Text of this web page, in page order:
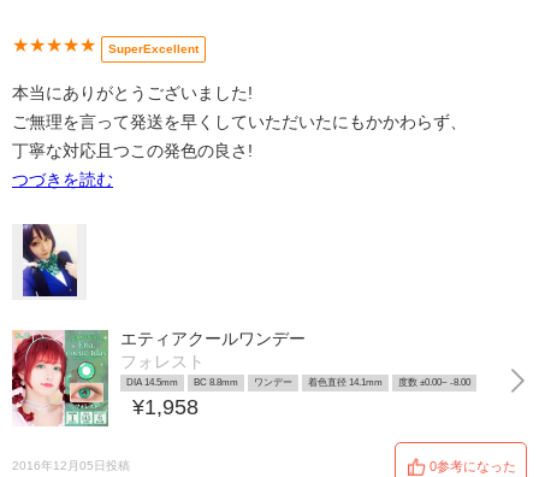
★★★★★ SuperExcellent
本当にありがとうございました!
ご無理を言って発送を早くしていただいたにもかかわらず、
丁寧な対応且つこの発色の良さ!
つづきを読む
エティアクールワンデー
フォレスト
DIA 14.5mm BC 8.8mm ワンデー 着色直径 14.1mm 度数 ±0.00~ -8.00
¥1,958
2016年12月05日投稿 0参考になった